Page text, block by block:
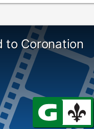
to Coronation